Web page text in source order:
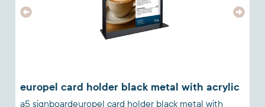
europel card holder black metal with acrylic
a5 signboardeuropel card holder black metal with